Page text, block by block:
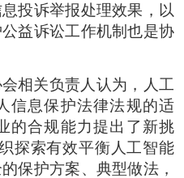
投诉举报处理效果，以
益诉讼工作机制也是协
相关负责人认为，人工
信息保护法律法规的适
的合规能力提出了新挑
探索有效平衡人工智能
保护方案、典型做法，